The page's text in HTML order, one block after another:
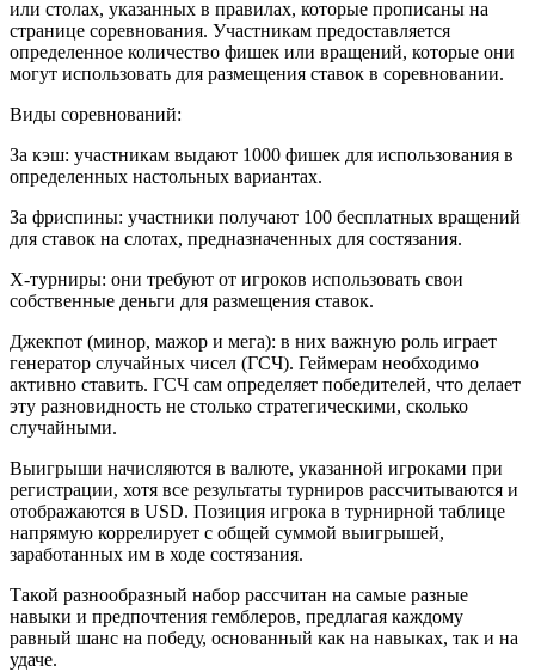
или столах, указанных в правилах, которые прописаны на
странице соревнования. Участникам предоставляется
определенное количество фишек или вращений, которые они
могут использовать для размещения ставок в соревновании.
Виды соревнований:
За кэш: участникам выдают 1000 фишек для использования в
определенных настольных вариантах.
За фриспины: участники получают 100 бесплатных вращений
для ставок на слотах, предназначенных для состязания.
X-турниры: они требуют от игроков использовать свои
собственные деньги для размещения ставок.
Джекпот (минор, мажор и мега): в них важную роль играет
генератор случайных чисел (ГСЧ). Геймерам необходимо
активно ставить. ГСЧ сам определяет победителей, что делает
эту разновидность не столько стратегическими, сколько
случайными.
Выигрыши начисляются в валюте, указанной игроками при
регистрации, хотя все результаты турниров рассчитываются и
отображаются в USD. Позиция игрока в турнирной таблице
напрямую коррелирует с общей суммой выигрышей,
заработанных им в ходе состязания.
Такой разнообразный набор рассчитан на самые разные
навыки и предпочтения гемблеров, предлагая каждому
равный шанс на победу, основанный как на навыках, так и на
удаче.